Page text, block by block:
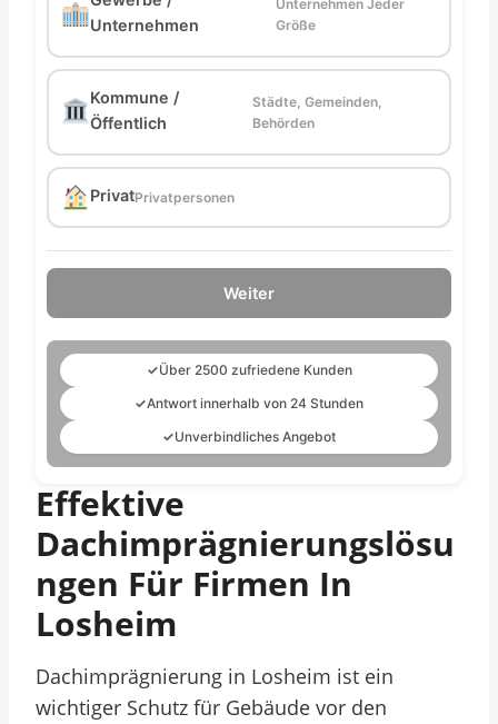
Unternehmen
Unternehmen Jeder
Größe
Kommune /
Öffentlich
Städte, Gemeinden,
Behörden
PrivatPrivatpersonen
Weiter
✓Über 2500 zufriedene Kunden
✓Antwort innerhalb von 24 Stunden
✓Unverbindliches Angebot
Effektive
Dachimprägnierungslösu
Ngen Für Firmen In
Losheim
Dachimprägnierung in Losheim ist ein
wichtiger Schutz für Gebäude vor den